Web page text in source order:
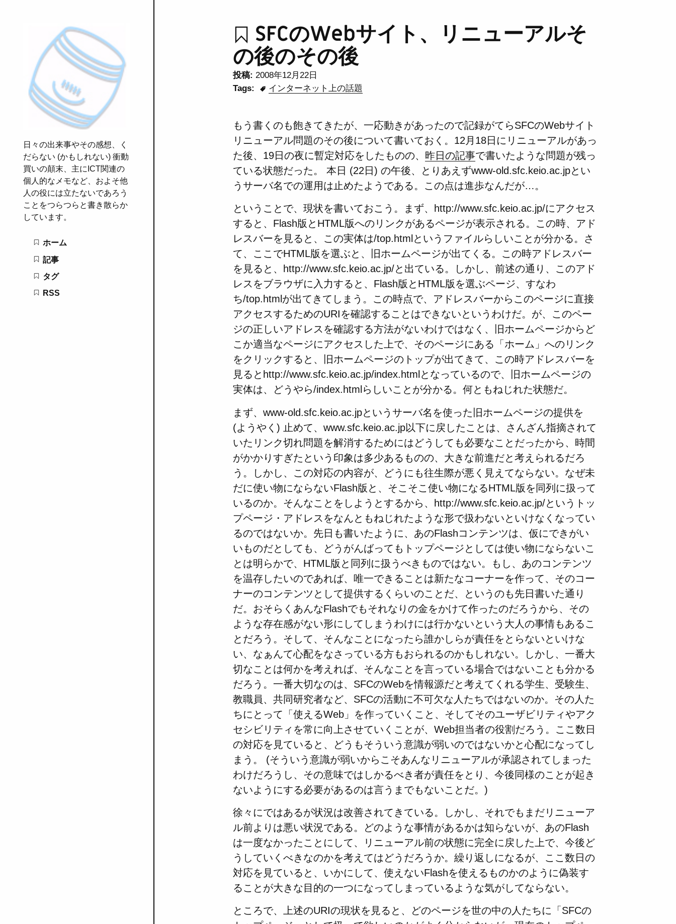
日々の出来事やその感想、く
だらない (かもしれない) 衝動
買いの顛末、主にICT関連の
個人的なメモなど、およそ他
人の役には立たないであろう
ことをつらつらと書き散らか
しています。
ホーム
記事
タグ
RSS
SFCのWebサイト、リニューアルそ
の後のその後
投稿: 2008年12月22日
Tags:
インターネット上の話題
もう書くのも飽きてきたが、一応動きがあったので記録がてらSFCのWebサイト
リニューアル問題のその後について書いておく。12月18日にリニューアルがあっ
た後、19日の夜に暫定対応をしたものの、 昨日の記事で書いたような問題が残っ
ている状態だった。 本日 (22日) の午後、とりあえずwww-old.sfc.keio.ac.jpとい
うサーバ名での運用は止めたようである。この点は進歩なんだが…。
ということで、現状を書いておこう。まず、http://www.sfc.keio.ac.jp/にアクセス
すると、Flash版とHTML版へのリンクがあるページが表示される。この時、アド
レスバーを見ると、この実体は/top.htmlというファイルらしいことが分かる。さ
て、ここでHTML版を選ぶと、旧ホームページが出てくる。この時アドレスバー
を見ると、http://www.sfc.keio.ac.jp/と出ている。しかし、前述の通り、このアド
レスをブラウザに入力すると、Flash版とHTML版を選ぶページ、すなわ
ち/top.htmlが出てきてしまう。この時点で、アドレスバーからこのページに直接
アクセスするためのURIを確認することはできないというわけだ。が、このペー
ジの正しいアドレスを確認する方法がないわけではなく、旧ホームページからど
こか適当なページにアクセスした上で、そのページにある「ホーム」へのリンク
をクリックすると、旧ホームページのトップが出てきて、この時アドレスバーを
見るとhttp://www.sfc.keio.ac.jp/index.htmlとなっているので、旧ホームページの
実体は、どうやら/index.htmlらしいことが分かる。何ともねじれた状態だ。
まず、www-old.sfc.keio.ac.jpというサーバ名を使った旧ホームページの提供を
(ようやく) 止めて、www.sfc.keio.ac.jp以下に戻したことは、さんざん指摘されて
いたリンク切れ問題を解消するためにはどうしても必要なことだったから、時間
がかかりすぎたという印象は多少あるものの、大きな前進だと考えられるだろ
う。しかし、この対応の内容が、どうにも往生際が悪く見えてならない。なぜ未
だに使い物にならないFlash版と、そこそこ使い物になるHTML版を同列に扱って
いるのか。そんなことをしようとするから、http://www.sfc.keio.ac.jp/というトッ
プページ・アドレスをなんともねじれたような形で扱わないといけなくなってい
るのではないか。先日も書いたように、あのFlashコンテンツは、仮にできがい
いものだとしても、どうがんばってもトップページとしては使い物にならないこ
とは明らかで、HTML版と同列に扱うべきものではない。もし、あのコンテンツ
を温存したいのであれば、唯一できることは新たなコーナーを作って、そのコー
ナーのコンテンツとして提供するくらいのことだ、というのも先日書いた通り
だ。おそらくあんなFlashでもそれなりの金をかけて作ったのだろうから、その
ような存在感がない形にしてしまうわけには行かないという大人の事情もあるこ
とだろう。そして、そんなことになったら誰かしらが責任をとらないといけな
い、なぁんて心配をなさっている方もおられるのかもしれない。しかし、一番大
切なことは何かを考えれば、そんなことを言っている場合ではないことも分かる
だろう。一番大切なのは、SFCのWebを情報源だと考えてくれる学生、受験生、
教職員、共同研究者など、SFCの活動に不可欠な人たちではないのか。その人た
ちにとって「使えるWeb」を作っていくこと、そしてそのユーザビリティやアク
セシビリティを常に向上させていくことが、Web担当者の役割だろう。ここ数日
の対応を見ていると、どうもそういう意識が弱いのではないかと心配になってし
まう。 (そういう意識が弱いからこそあんなリニューアルが承認されてしまった
わけだろうし、その意味ではしかるべき者が責任をとり、今後同様のことが起き
ないようにする必要があるのは言うまでもないことだ。)
徐々にではあるが状況は改善されてきている。しかし、それでもまだリニューア
ル前よりは悪い状況である。どのような事情があるかは知らないが、あのFlash
は一度なかったことにして、リニューアル前の状態に完全に戻した上で、今後ど
うしていくべきなのかを考えてはどうだろうか。繰り返しになるが、ここ数日の
対応を見ていると、いかにして、使えないFlashを使えるものかのように偽装す
ることが大きな目的の一つになってしまっているような気がしてならない。
ところで、上述のURIの現状を見ると、どのページを世の中の人たちに「SFCの